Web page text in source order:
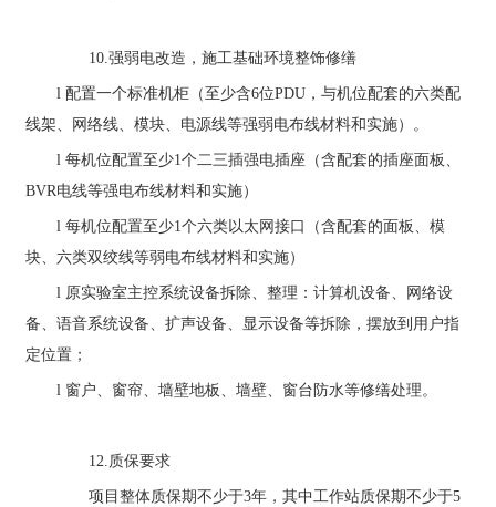
10.强弱电改造，施工基础环境整饰修缮
l配置一个标准机柜（至少含6位PDU ，与机位配套的六类配
线架、网络线、模块、电源线等强弱电布线材料和实施）。
l每机位配置至少1个二三插强电插座（含配套的插座面板、
BVR电线等强电布线材料和实施）
l每机位配置至少1个六类以太网接口（含配套的面板、模
块、六类双绞线等弱电布线材料和实施）
l 原实验室主控系统设备拆除、整理：计算机设备、网络设
备、语音系统设备、扩声设备、显示设备等拆除，摆放到用户指
定位置；
l 窗户、窗帘、墙壁地板、墙壁、窗台防水等修缮处理。
12.质保要求
项目整体质保期不少于3年，其中工作站质保期不少于5